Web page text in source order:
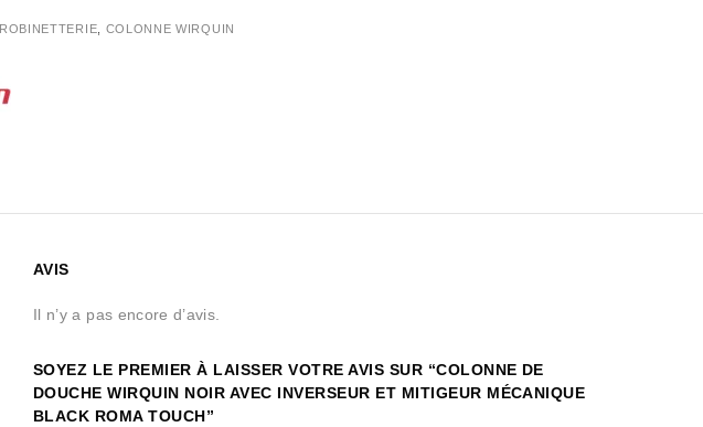
ROBINETTERIE, COLONNE WIRQUIN
AVIS
Il n’y a pas encore d’avis.
SOYEZ LE PREMIER À LAISSER VOTRE AVIS SUR “COLONNE DE
DOUCHE WIRQUIN NOIR AVEC INVERSEUR ET MITIGEUR MÉCANIQUE
BLACK ROMA TOUCH”